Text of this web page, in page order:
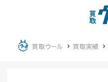
買取ウール 買取実績